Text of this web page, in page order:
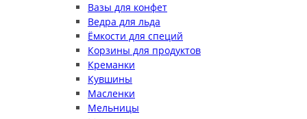
Вазы для конфет
Ведра для льда
Ёмкости для специй
Корзины для продуктов
Креманки
Кувшины
Масленки
Мельницы